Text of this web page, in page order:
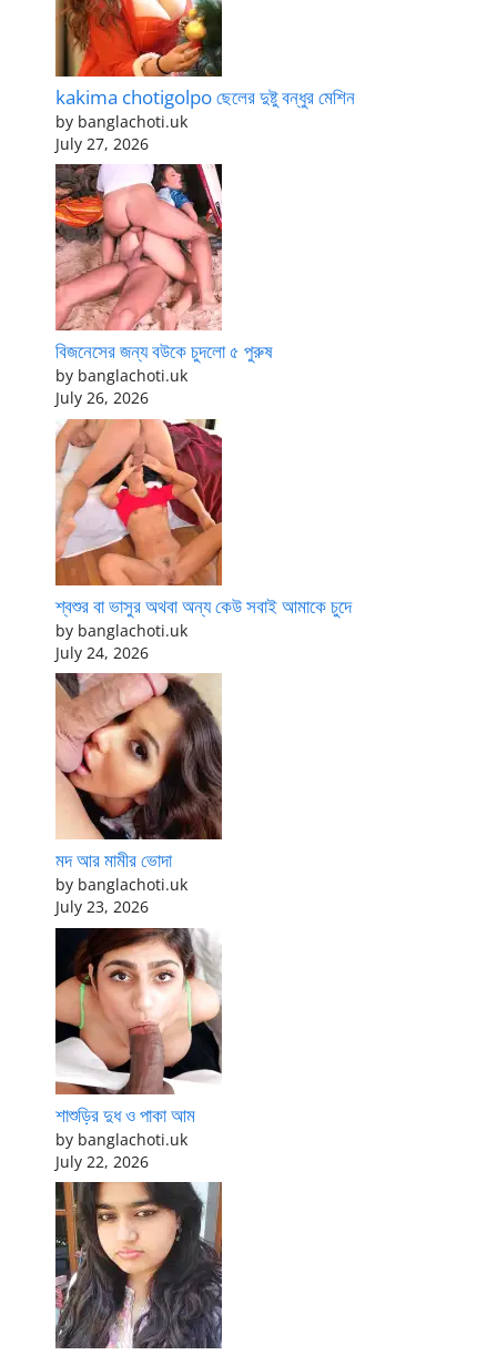
kakima chotigolpo ছেলের দুষ্টু বন্ধুর মেশিন
by banglachoti.uk
July 27, 2026
বিজনেসের জন্য বউকে চুদলো ৫ পুরুষ
by banglachoti.uk
July 26, 2026
শ্বশুর বা ভাসুর অথবা অন্য কেউ সবাই আমাকে চুদে
by banglachoti.uk
July 24, 2026
মদ আর মামীর ভোদা
by banglachoti.uk
July 23, 2026
শাশুড়ির দুধ ও পাকা আম
by banglachoti.uk
July 22, 2026